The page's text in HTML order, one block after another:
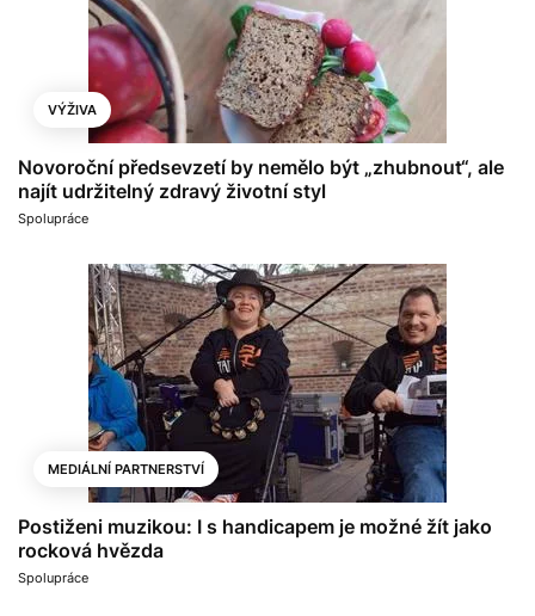
VÝŽIVA
Novoroční předsevzetí by nemělo být „zhubnout“, ale
najít udržitelný zdravý životní styl
Spolupráce
MEDIÁLNÍ PARTNERSTVÍ
Postiženi muzikou: I s handicapem je možné žít jako
rocková hvězda
Spolupráce